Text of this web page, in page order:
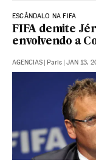
ESCÂNDALO NA FIFA
FIFA demite
envolvendo a
AGENCIAS | Paris | JAN 13,